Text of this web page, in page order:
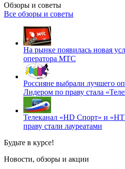
Обзоры и советы
Все обзоры и советы
На рынке появилась новая
оператора МТС
Россияне выбрали лучшего
Лидером по праву стала
Телеканал «HD Спорт» и
праву стали лауреатами
Будьте в курсе!
Новости, обзоры и акции